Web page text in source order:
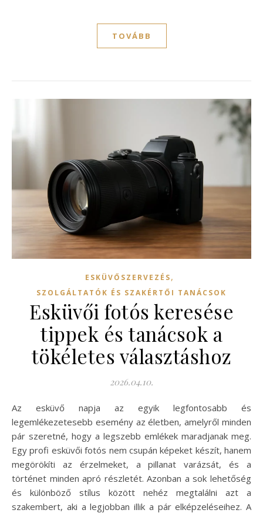
TOVÁBB
ESKÜVŐSZERVEZÉS,
SZOLGÁLTATÓK ÉS SZAKÉRTŐI TANÁCSOK
Esküvői fotós keresése
tippek és tanácsok a
tökéletes választáshoz
2026.04.10.
Az esküvő napja az egyik legfontosabb és
legemlékezetesebb esemény az életben, amelyről minden
pár szeretné, hogy a legszebb emlékek maradjanak meg.
Egy profi esküvői fotós nem csupán képeket készít, hanem
megörökíti az érzelmeket, a pillanat varázsát, és a
történet minden apró részletét. Azonban a sok lehetőség
és különböző stílus között nehéz megtalálni azt a
szakembert, aki a legjobban illik a pár elképzeléseihez. A